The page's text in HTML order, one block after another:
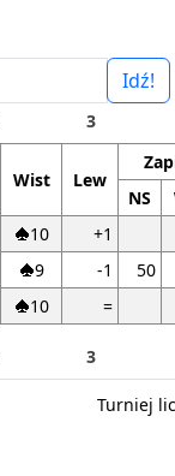
Idź!
3
Wist Lew
NS
10 +1
9 -1 50
10 =
3
Turniej